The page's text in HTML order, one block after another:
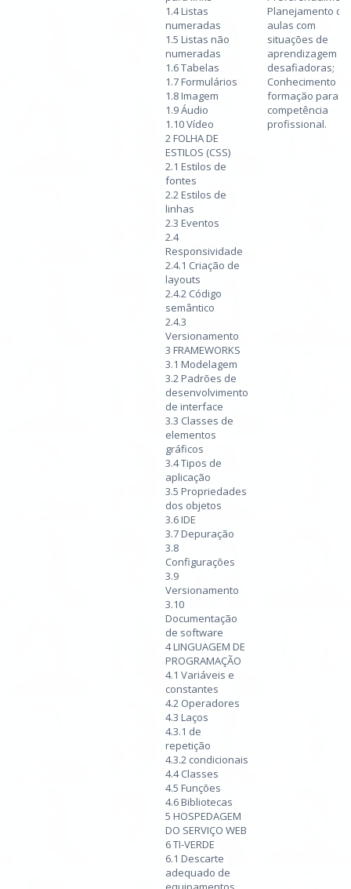
1.4 Listas
numeradas
1.5 Listas não
numeradas
1.6 Tabelas
1.7 Formulários
1.8 Imagem
1.9 Áudio
1.10 Vídeo
2 FOLHA DE
ESTILOS (CSS)
2.1 Estilos de
fontes
2.2 Estilos de
linhas
2.3 Eventos
2.4
Responsividade
2.4.1 Criação de
layouts
2.4.2 Código
semântico
2.4.3
Versionamento
3 FRAMEWORKS
3.1 Modelagem
3.2 Padrões de
desenvolvimento
de interface
3.3 Classes de
elementos
gráficos
3.4 Tipos de
aplicação
3.5 Propriedades
dos objetos
3.6 IDE
3.7 Depuração
3.8
Configurações
3.9
Versionamento
3.10
Documentação
de software
4 LINGUAGEM DE
PROGRAMAÇÃO
4.1 Variáveis e
constantes
4.2 Operadores
4.3 Laços
4.3.1 de
repetição
4.3.2 condicionais
4.4 Classes
4.5 Funções
4.6 Bibliotecas
5 HOSPEDAGEM
DO SERVIÇO WEB
6 TI-VERDE
6.1 Descarte
adequado de
Planejamento
aulas com
situações de
aprendizagem
desafiadoras;
Conhecimento de
formação para
competência
profissional.